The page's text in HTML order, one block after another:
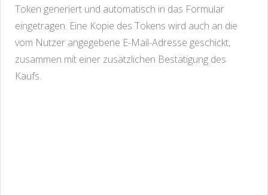
Token generiert und automatisch in das Formular
eingetragen. Eine Kopie des Tokens wird auch an die
vom Nutzer angegebene E-Mail-Adresse geschickt,
zusammen mit einer zusätzlichen Bestätigung des
Kaufs.